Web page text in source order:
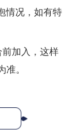
情况，如有特
加入，这样
。